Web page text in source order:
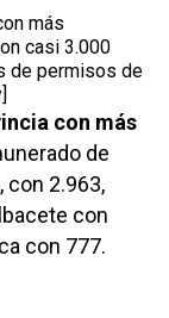
más
casi 3.000
de permisos de
con más
de
, con 2.963,
con
con 777.